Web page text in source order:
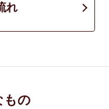
れ
もの